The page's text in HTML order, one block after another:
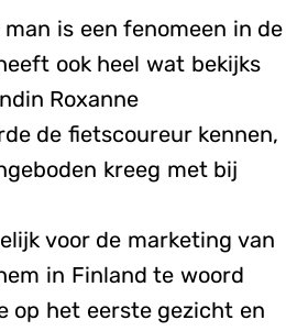
is een fenomeen in de
ook heel wat bekijks
Roxanne
de fietscoureur kennen,
kreeg met bij
voor de marketing van
in Finland te woord
op het eerste gezicht en